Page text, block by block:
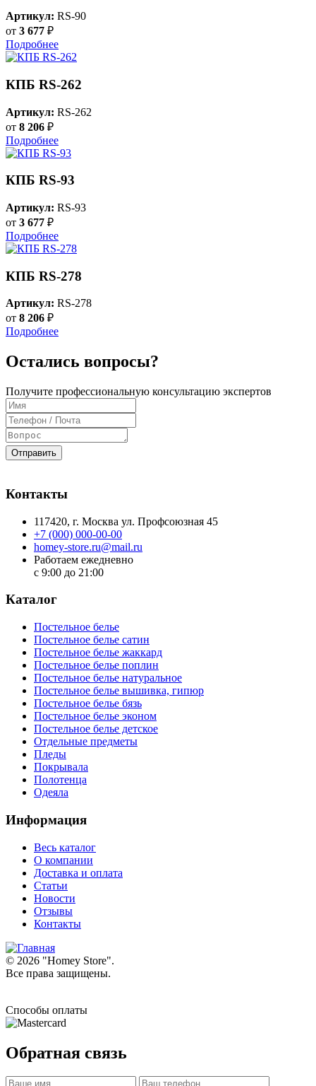
Артикул: RS-90
от 3 677 ₽
Подробнее
КПБ RS-262
Артикул: RS-262
от 8 206 ₽
Подробнее
КПБ RS-93
Артикул: RS-93
от 3 677 ₽
Подробнее
КПБ RS-278
Артикул: RS-278
от 8 206 ₽
Подробнее
Остались вопросы?
Получите профессиональную консультацию экспертов
Отправить
Контакты
117420, г. Москва ул. Профсоюзная 45
+7 (000) 000-00-00
homey-store.ru@mail.ru
Работаем ежедневно
с 9:00 до 21:00
Каталог
Постельное белье
Постельное белье сатин
Постельное белье жаккард
Постельное белье поплин
Постельное белье натуральное
Постельное белье вышивка, гипюр
Постельное белье бязь
Постельное белье эконом
Постельное белье детское
Отдельные предметы
Пледы
Покрывала
Полотенца
Одеяла
Информация
Весь каталог
О компании
Доставка и оплата
Статьи
Новости
Отзывы
Контакты
© 2026 "Homey Store".
Все права защищены.
Способы оплаты
Обратная связь